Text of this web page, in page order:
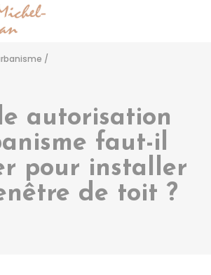
/
autorisation
faut-il
pour installer
de toit ?